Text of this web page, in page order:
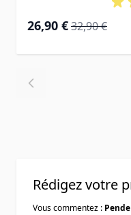
Prix Spécial
26,90 € Prix normal
32,90 €
Rédigez votre
Vous commentez :